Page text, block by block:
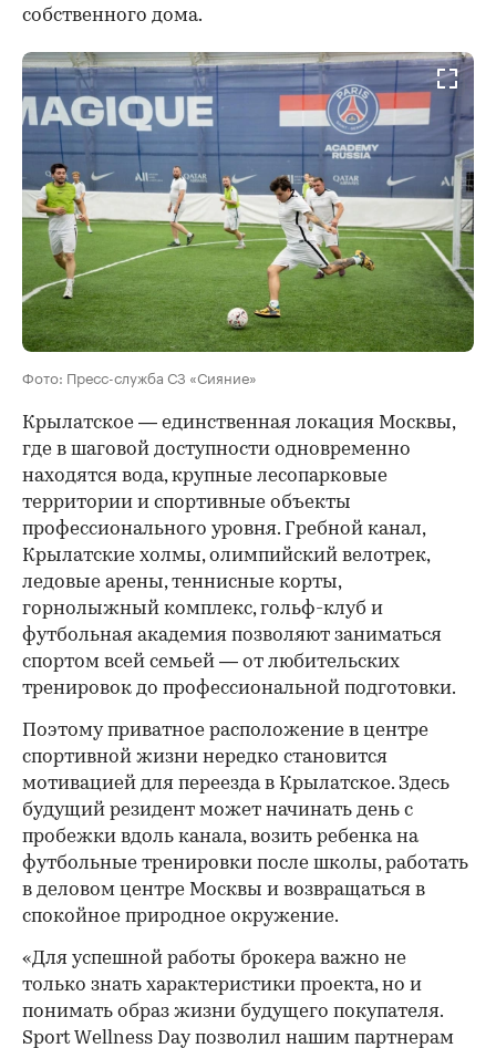
собственного дома.
Фото: Пресс-служба СЗ «Сияние»
Крылатское — единственная локация Москвы,
где в шаговой доступности одновременно
находятся вода, крупные лесопарковые
территории и спортивные объекты
профессионального уровня. Гребной канал,
Крылатские холмы, олимпийский велотрек,
ледовые арены, теннисные корты,
горнолыжный комплекс, гольф-клуб и
футбольная академия позволяют заниматься
спортом всей семьей — от любительских
тренировок до профессиональной подготовки.
Поэтому приватное расположение в центре
спортивной жизни нередко становится
мотивацией для переезда в Крылатское. Здесь
будущий резидент может начинать день с
пробежки вдоль канала, возить ребенка на
футбольные тренировки после школы, работать
в деловом центре Москвы и возвращаться в
спокойное природное окружение.
«Для успешной работы брокера важно не
только знать характеристики проекта, но и
понимать образ жизни будущего покупателя.
Sport Wellness Day позволил нашим партнерам